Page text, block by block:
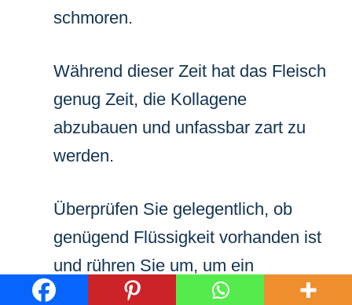
schmoren.
Während dieser Zeit hat das Fleisch
genug Zeit, die Kollagene
abzubauen und unfassbar zart zu
werden.
Überprüfen Sie gelegentlich, ob
genügend Flüssigkeit vorhanden ist
und rühren Sie um, um ein
Anbrennen zu verhindern. Geduld ist